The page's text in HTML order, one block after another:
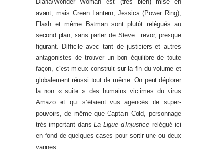
Diana/Wonder Woman est (très bien) mise en
avant, mais Green Lantern, Jessica (Power Ring),
Flash et même Batman sont plutôt relégués au
second plan, sans parler de Steve Trevor, presque
figurant. Difficile avec tant de justiciers et autres
antagonistes de trouver un bon équilibre de toute
façon, c’est mieux construit sur la fin du volume et
globalement réussi tout de même. On peut déplorer
la non « suite » des humains victimes du virus
Amazo et qui s’étaient vus agencés de super-
pouvoirs, de même que Captain Cold, personnage
très important dans La Ligue d’Injustice relégué ici
en fond de quelques cases pour sortir une ou deux
vannes.